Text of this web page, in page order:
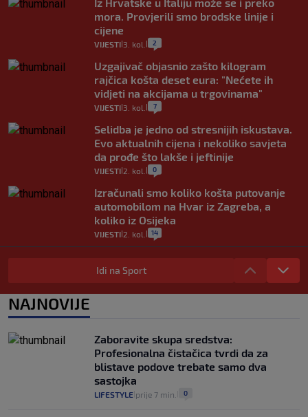
mora. Provjerili smo brodske linije i
cijene
VIJESTI 3. kol. 2
Uzgajivač objasnio zašto kilogram
rajčica košta deset eura: "Nećete ih
vidjeti na akcijama u trgovinama"
VIJESTI 3. kol. 7
Selidba je jedno od stresnijih iskustava.
Evo aktualnih cijena i nekoliko savjeta
da prođe što lakše i jeftinije
VIJESTI 2. kol. 0
Izračunali smo koliko košta putovanje
automobilom na Hvar iz Zagreba, a
koliko iz Osijeka
VIJESTI 2. kol. 14
"Kći je otišla na more, a zaboravila
zdravstvenu iskaznicu". Kakva su prava
pacijenata izvan mjesta prebivališta?
1
Plenković na 15 dana ukine mjere: "Ne bi
se dogodilo ništa. Vlada se zaljubila u te
intervencije"
30. srp. 25
Idi na Sport
NAJNOVIJE
Zaboravite skupa sredstva:
Profesionalna čistačica tvrdi da za
blistave podove trebate samo dva
sastojka
LIFESTYLE prije 7 min. 0